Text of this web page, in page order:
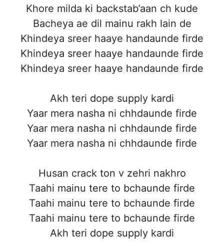
Khore milda ki backstab’aan ch kude
Bacheya ae dil mainu rakh lain de
Khindeya sreer haaye handaunde firde
Khindeya sreer haaye handaunde firde
Khindeya sreer haaye handaunde firde
Akh teri dope supply kardi
Yaar mera nasha ni chhdaunde firde
Yaar mera nasha ni chhdaunde firde
Yaar mera nasha ni chhdaunde firde
Husan crack ton v zehri nakhro
Taahi mainu tere to bchaunde firde
Taahi mainu tere to bchaunde firde
Taahi mainu tere to bchaunde firde
Akh teri dope supply kardi